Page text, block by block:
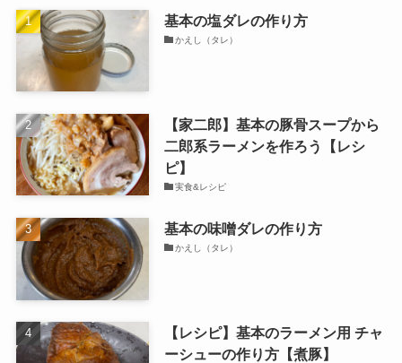
基本の塩ダレの作り方
かえし（タレ）
【家二郎】基本の豚骨スープから
二郎系ラーメンを作ろう【レシ
ピ】
実食&レシピ
基本の味噌ダレの作り方
かえし（タレ）
【レシピ】基本のラーメン用 チャ
ーシューの作り方【煮豚】